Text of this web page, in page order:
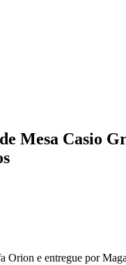
Mesa Casio
Orion e entregue por